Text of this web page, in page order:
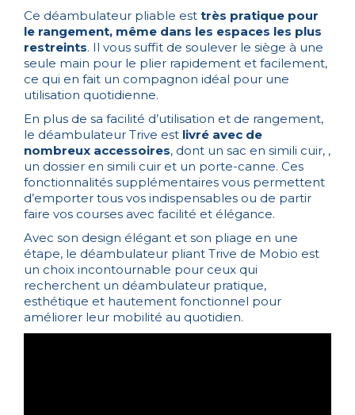
Ce déambulateur pliable est très pratique pour
le rangement, même dans les espaces les plus
restreints. Il vous suffit de soulever le siège à une
seule main pour le plier rapidement et facilement,
ce qui en fait un compagnon idéal pour une
utilisation quotidienne.
En plus de sa facilité d’utilisation et de rangement,
le déambulateur Trive est livré avec de
nombreux accessoires, dont un sac en simili cuir, ,
un dossier en simili cuir et un porte-canne. Ces
fonctionnalités supplémentaires vous permettent
d’emporter tous vos indispensables ou de partir
faire vos courses avec facilité et élégance.
Avec son design élégant et son pliage en une
étape, le déambulateur pliant Trive de Mobio est
un choix incontournable pour ceux qui
recherchent un déambulateur pratique,
esthétique et hautement fonctionnel pour
améliorer leur mobilité au quotidien.